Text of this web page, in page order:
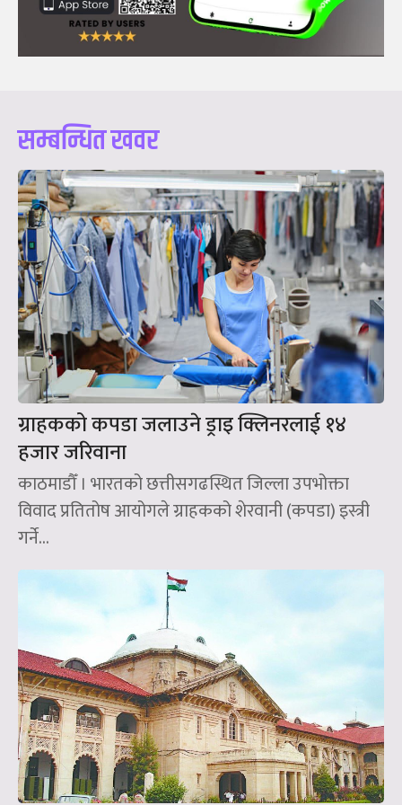
सम्बन्धित खवर
ग्राहकको कपडा जलाउने ड्राइ क्लिनरलाई १४
हजार जरिवाना
काठमाडौँ । भारतको छत्तीसगढस्थित जिल्ला उपभोक्ता
विवाद प्रतितोष आयोगले ग्राहकको शेरवानी (कपडा) इस्त्री
गर्ने...